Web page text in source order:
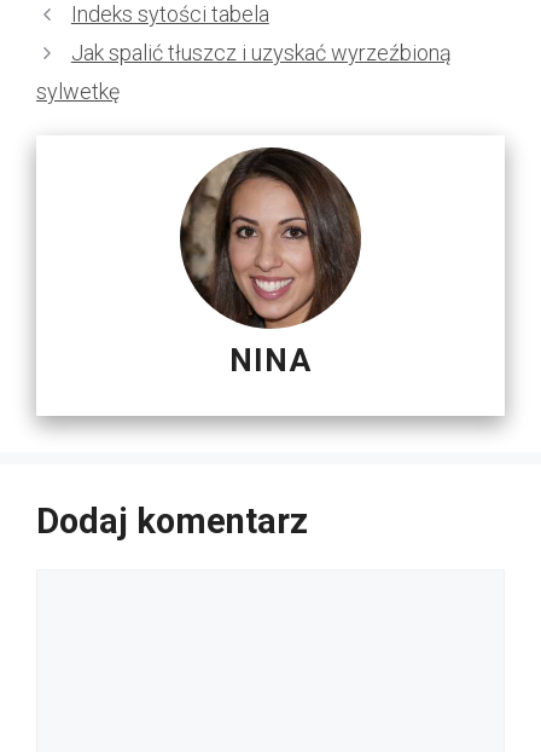
Indeks sytości tabela
Jak spalić tłuszcz i uzyskać wyrzeźbioną
sylwetkę
NINA
Dodaj komentarz